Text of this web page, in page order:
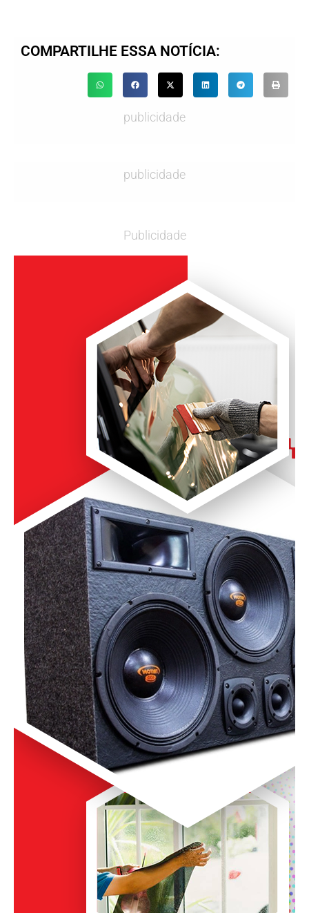
COMPARTILHE ESSA NOTÍCIA:
publicidade
publicidade
Publicidade